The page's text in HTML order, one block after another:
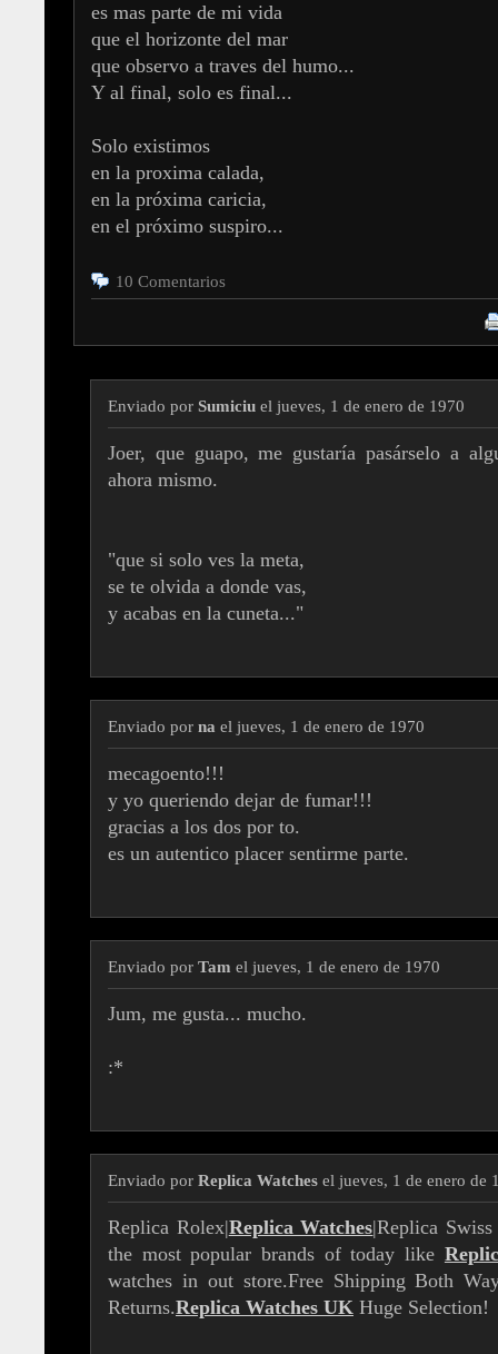
es mas parte de mi vida
que el horizonte del mar
que observo a traves del humo...
Y al final, solo es final...
Solo existimos
en la proxima calada,
en la próxima caricia,
en el próximo suspiro...
10 Comentarios
Enviado por Sumiciu el jueves, 1 de enero de 1970
Joer, que guapo, me gustaría pasárselo a
ahora mismo.
"que si solo ves la meta,
se te olvida a donde vas,
y acabas en la cuneta..."
Enviado por na el jueves, 1 de enero de 1970
mecagoento!!!
y yo queriendo dejar de fumar!!!
gracias a los dos por to.
es un autentico placer sentirme parte.
Enviado por Tam el jueves, 1 de enero de 1970
Jum, me gusta... mucho.
:*
Enviado por Replica Watches el jueves, 1 de enero de
Replica Rolex|Replica Watches|Replica
the most popular brands of today like
watches in out store.Free Shipping Both
Returns.Replica Watches UK Huge Selection!